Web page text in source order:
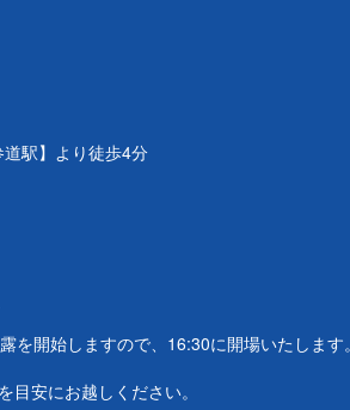
駅】より徒歩4分
を開始しますので、16:30に開場いたします
安にお越しください。